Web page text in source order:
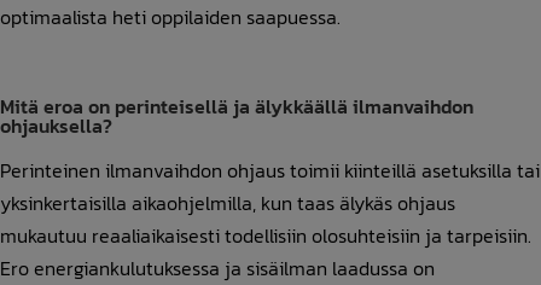
optimaalista heti oppilaiden saapuessa.
Mitä eroa on perinteisellä ja älykkäällä ilmanvaihdon
ohjauksella?
Perinteinen ilmanvaihdon ohjaus toimii kiinteillä asetuksilla tai
yksinkertaisilla aikaohjelmilla, kun taas älykäs ohjaus
mukautuu reaaliaikaisesti todellisiin olosuhteisiin ja tarpeisiin.
Ero energiankulutuksessa ja sisäilman laadussa on